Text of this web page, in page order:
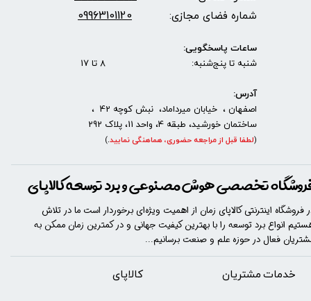
خدمات مشتریان ​​کالاپای
تخصصی هوش مصنوعی و برد توسعه کالاپای
فروشگاه اینترنتی کالاپای زمان از اهمیت ویژه‌ای برخوردار است ما در تلاش
انواع برد توسعه را با​​​ بهترین کیفیت جهانی و در کمترین زمان ممکن به
فعال در حوزه علم و صنعت برسانیم...
شماره فضای مجازی: 09963101120
ساعات پاسخگویی:
شنبه تا پنج‌شنبه: 8 تا 17
آدرس:
اصفهان ، خیابان میرداماد، نبش کوچه 42 ،
ساختمان خورشید، طبقه 4، واحد 11، پلاک 292
(لطفا قبل از مراجعه حضوری، هماهنگی نمایید.
)